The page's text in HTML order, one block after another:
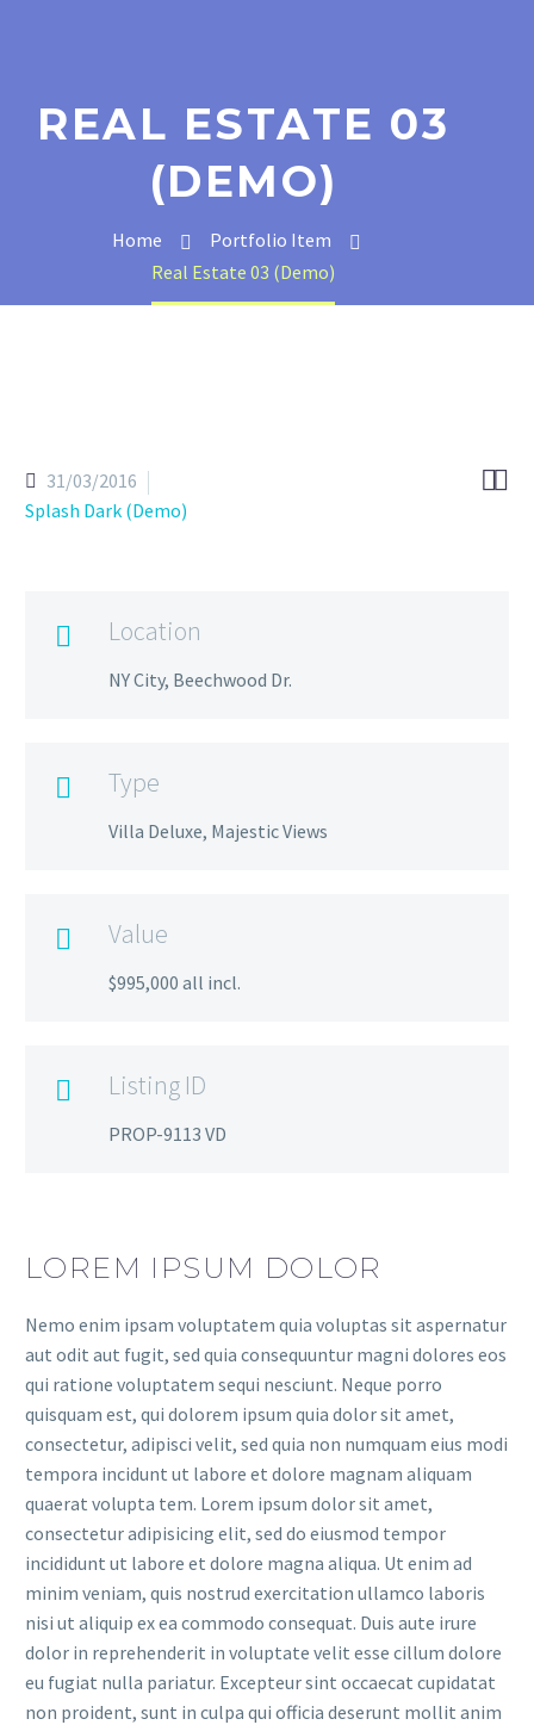
REAL ESTATE 03
(DEMO)
Home
Portfolio Item
Real Estate 03 (Demo)

31/03/2016
Splash Dark (Demo)
 Location
NY City, Beechwood Dr.
 Type
Villa Deluxe, Majestic Views
 Value
$995,000 all incl.
 Listing ID
PROP-9113 VD
LOREM IPSUM DOLOR
Nemo enim ipsam voluptatem quia voluptas sit aspernatur
aut odit aut fugit, sed quia consequuntur magni dolores eos
qui ratione voluptatem sequi nesciunt. Neque porro
quisquam est, qui dolorem ipsum quia dolor sit amet,
consectetur, adipisci velit, sed quia non numquam eius modi
tempora incidunt ut labore et dolore magnam aliquam
quaerat volupta tem. Lorem ipsum dolor sit amet,
consectetur adipisicing elit, sed do eiusmod tempor
incididunt ut labore et dolore magna aliqua. Ut enim ad
minim veniam, quis nostrud exercitation ullamco laboris
nisi ut aliquip ex ea commodo consequat. Duis aute irure
dolor in reprehenderit in voluptate velit esse cillum dolore
eu fugiat nulla pariatur. Excepteur sint occaecat cupidatat
non proident, sunt in culpa qui officia deserunt mollit anim